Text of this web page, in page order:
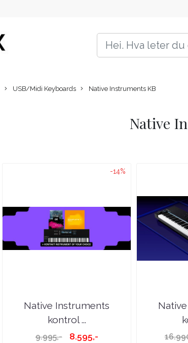
USB/Midi Keyboards Native Instruments KB
Native
-14%
Native Instruments
kontrol ...
9.995,- 8.595,-